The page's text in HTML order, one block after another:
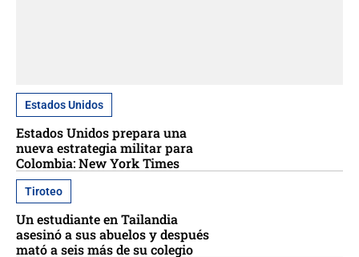
Estados Unidos
Estados Unidos prepara una
nueva estrategia militar para
Colombia: New York Times
Tiroteo
Un estudiante en Tailandia
asesinó a sus abuelos y después
mató a seis más de su colegio